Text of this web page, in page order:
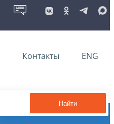
Контакты ENG
Найти